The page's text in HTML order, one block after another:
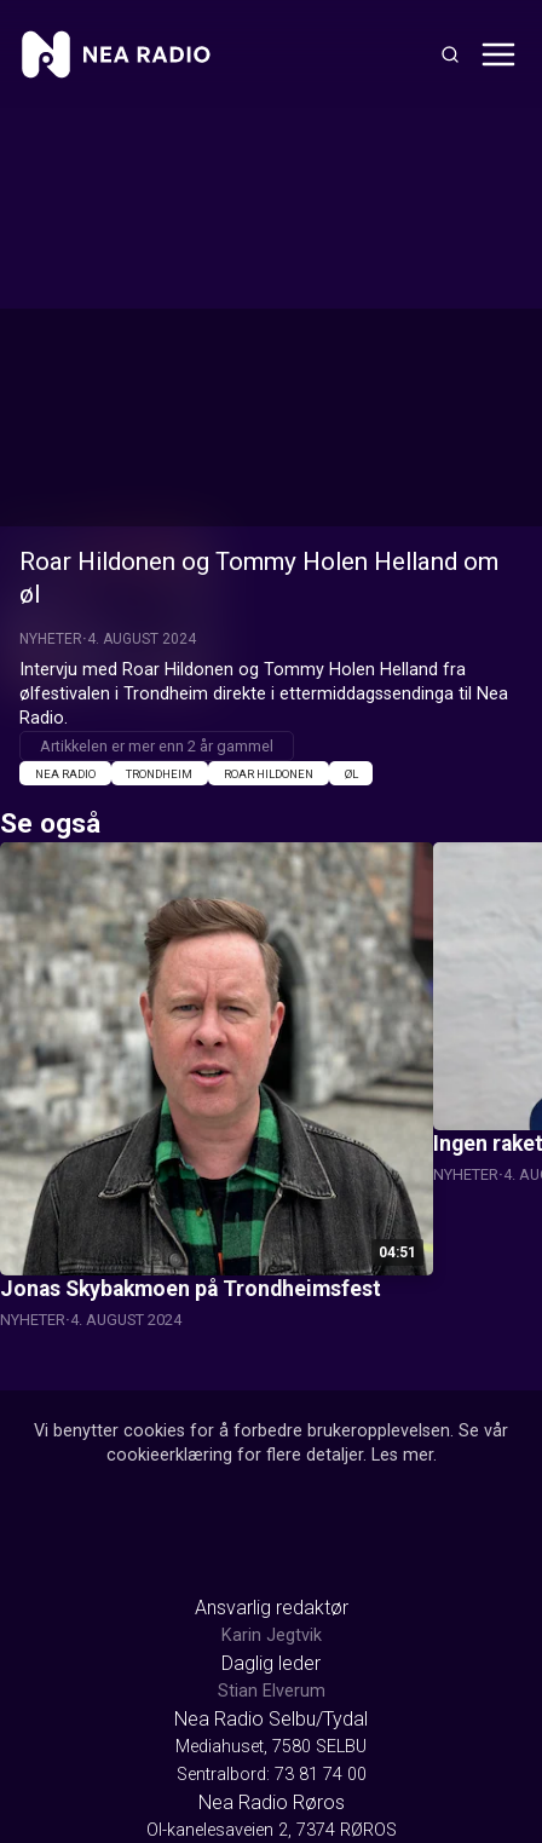
Roar Hildonen og Tommy Holen Helland om
øl
NYHETER 4. AUGUST 2024
Intervju med Roar Hildonen og Tommy Holen Helland fra
ølfestivalen i Trondheim direkte i ettermiddagssendinga til Nea
Radio.
Artikkelen er mer enn 2 år gammel
NEA RADIO TRONDHEIM ROAR HILDONEN ØL
Se også
04:51
Jonas Skybakmoen på Trondheimsfest
NYHETER 4. AUGUST 2024
Ingen
NYHETER 4.
Vi benytter cookies for å forbedre brukeropplevelsen. Se vår
cookieerklæring for flere detaljer. Les mer.
Ansvarlig redaktør
Karin Jegtvik
Daglig leder
Stian Elverum
Nea Radio Selbu/Tydal
Mediahuset, 7580 SELBU
Sentralbord: 73 81 74 00
Nea Radio Røros
Ol-kanelesaveien 2, 7374 RØROS